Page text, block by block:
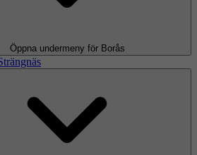
Öppna undermeny för Borås